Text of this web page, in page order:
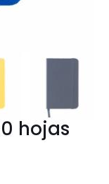
hojas